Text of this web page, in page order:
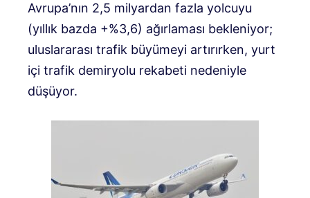
Avrupa’nın 2,5 milyardan fazla yolcuyu
(yıllık bazda +%3,6) ağırlaması bekleniyor;
uluslararası trafik büyümeyi artırırken, yurt
içi trafik demiryolu rekabeti nedeniyle
düşüyor.